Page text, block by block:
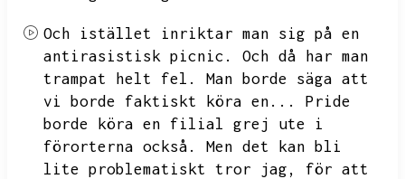
Och istället inriktar man sig på en
antirasistisk picnic.
Och då har man
trampat helt fel.
Man borde säga att
vi borde faktiskt köra en...
Pride
borde köra en filial grej ute i
förorterna också.
Men det kan bli
lite problematiskt tror jag,
för att